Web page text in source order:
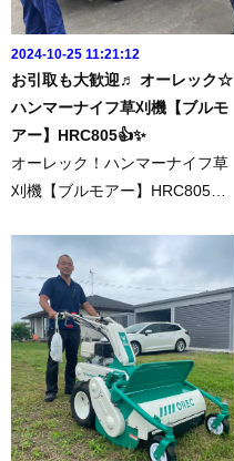
2024-10-25 11:21:12
お引取も大歓迎♬ オーレック☆
ハンマーナイフ草刈機【ブルモ
アー】HRC805👍✨
オーレック！ハンマーナイフ草
刈機【ブルモアー】HRC805👍
店頭で即決していただきまし
た❣️HRC805は業者さんに大好
評‼️ありがとうございました♪立
ち乗りステップもその場で取り
付け...